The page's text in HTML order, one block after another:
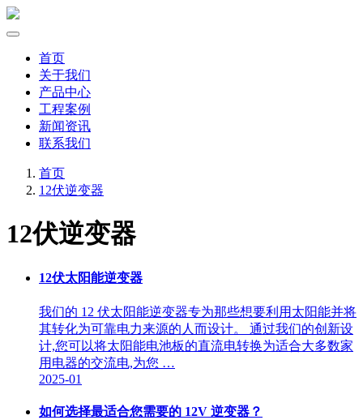
首页
关于我们
产品中心
工程案例
新闻资讯
联系我们
首页
12伏逆变器
12伏逆变器
12伏太阳能逆变器
我们的 12 伏太阳能逆变器专为那些想要利用太阳能并将
其转化为可靠电力来源的人而设计。 通过我们的创新设
计,您可以将太阳能电池板的直流电转换为适合大多数家
用电器的交流电,为您 …
2025-01
如何选择最适合您需要的 12V 逆变器？